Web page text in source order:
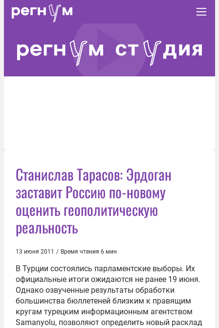
Станислав Тарасов: Эрдоган
заставит Россию по-новому
оценить геополитическую
реальность
13 июня 2011 / Время чтения 6 мин
В Турции состоялись парламентские выборы. Их
официальные итоги ожидаются не ранее 19 июня.
Однако озвученные результаты обработки
большинства бюллетеней близким к правящим
кругам турецким информационным агентством
Samanyolu, позволяют определить новый расклад